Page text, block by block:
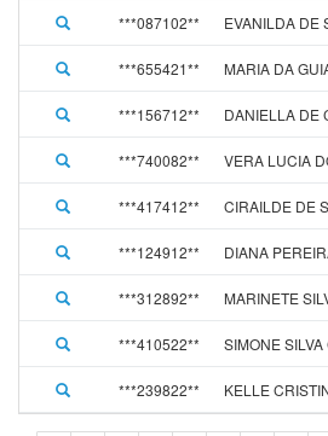
***087102** EVANILDA DE
***655421** MARIA DA
***156712** DANIELLA DE
***740082** VERA LUCIA
***417412** CIRAILDE DE
***124912** DIANA
***312892** MARINETE
***410522** SIMONE
***239822** KELLE